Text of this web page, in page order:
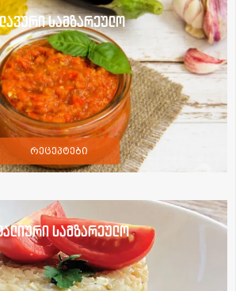
სამზარეულო
რეცეპტები
სამზარეულო